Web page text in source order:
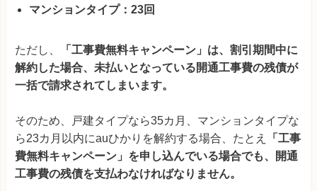
マンションタイプ：23回
ただし、
「工事費無料キャンペーン」は、割引期間中に
解約した場合、未払いとなっている開通工事費の残債が
一括で請求されてしまいます。
そのため、戸建タイプなら35カ月、マンションタイプな
ら23カ月以内にauひかりを解約する場合、たとえ
「工事
費無料キャンペーン」を申し込んでいる場合でも、開通
工事費の残債を支払わなければなりません。